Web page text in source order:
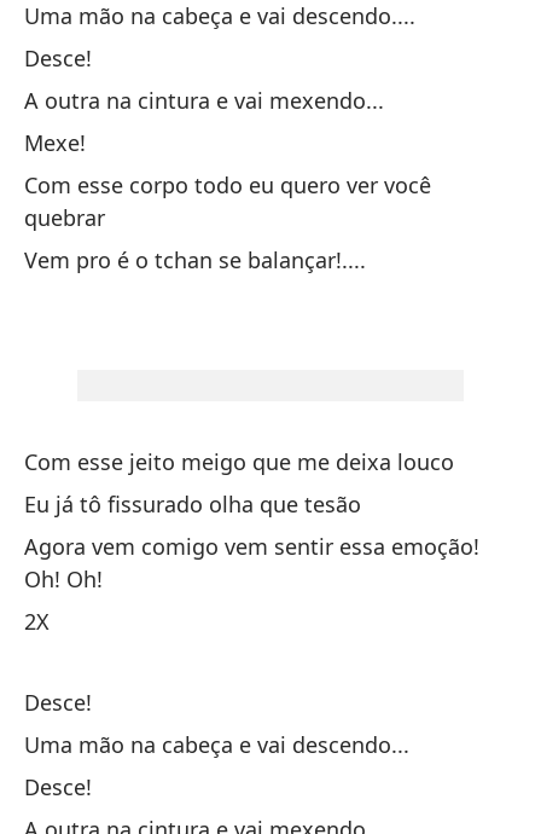
Uma mão na cabeça e vai descendo....
Desce!
A outra na cintura e vai mexendo...
Mexe!
Com esse corpo todo eu quero ver você
quebrar
Vem pro é o tchan se balançar!....
Com esse jeito meigo que me deixa louco
Eu já tô fissurado olha que tesão
Agora vem comigo vem sentir essa emoção!
Oh! Oh!
2X
Desce!
Uma mão na cabeça e vai descendo...
Desce!